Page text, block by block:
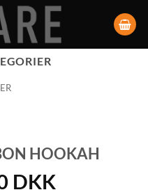
HOOKAH
DKK